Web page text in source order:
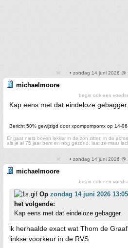
• zondag 14 juni 2026 @
michaelmoore
begin ook een
Kap eens met dat eindeloze gebagger.
Bericht 50% gewijzigd door xpompompomx op 14-
Er gaat niets boven lekker in de zon zitten in de
als je al 75 jaar bent en nog gezond, laat ze maar
• zondag 14 juni 2026 @
michaelmoore
begin ook een
Op zondag 14 juni 2026 13:05
het volgende:
Kap eens met dat eindeloze gebagger.
ik herhaalde exact wat Thom de
linkse voorkeur in de RVS